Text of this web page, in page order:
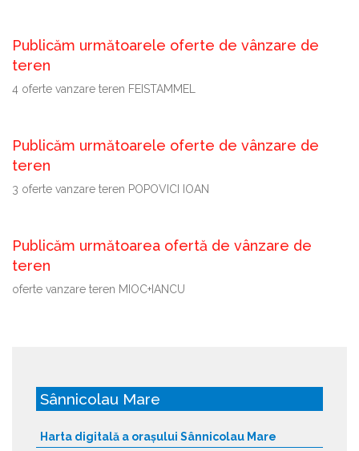
Publicăm următoarele oferte de vânzare de
teren
4 oferte vanzare teren FEISTAMMEL
Publicăm următoarele oferte de vânzare de
teren
3 oferte vanzare teren POPOVICI IOAN
Publicăm următoarea ofertă de vânzare de
teren
oferte vanzare teren MIOC+IANCU
Sânnicolau Mare
Harta digitală a orașului Sânnicolau Mare